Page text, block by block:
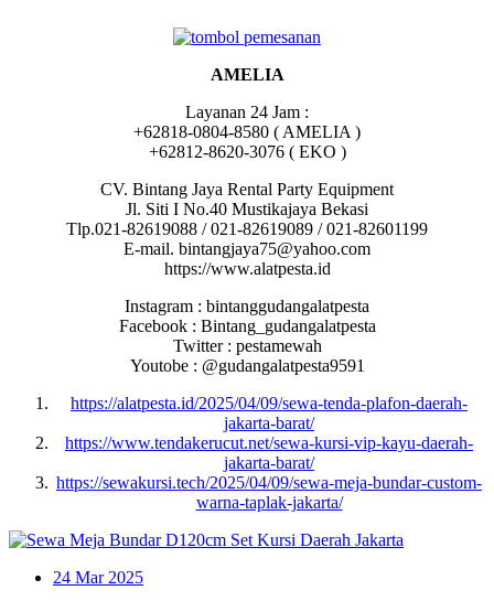
AMELIA
Layanan 24 Jam :
+62818-0804-8580 ( AMELIA )
+62812-8620-3076 ( EKO )
CV. Bintang Jaya Rental Party Equipment
Jl. Siti I No.40 Mustikajaya Bekasi
Tlp.021-82619088 / 021-82619089 / 021-82601199
E-mail. bintangjaya75@yahoo.com
https://www.alatpesta.id
Instagram : bintanggudangalatpesta
Facebook : Bintang_gudangalatpesta
Twitter : pestamewah
Youtobe : @gudangalatpesta9591
https://alatpesta.id/2025/04/09/sewa-tenda-plafon-daerah-
jakarta-barat/
https://www.tendakerucut.net/sewa-kursi-vip-kayu-daerah-
jakarta-barat/
https://sewakursi.tech/2025/04/09/sewa-meja-bundar-custom-
warna-taplak-jakarta/
24 Mar 2025